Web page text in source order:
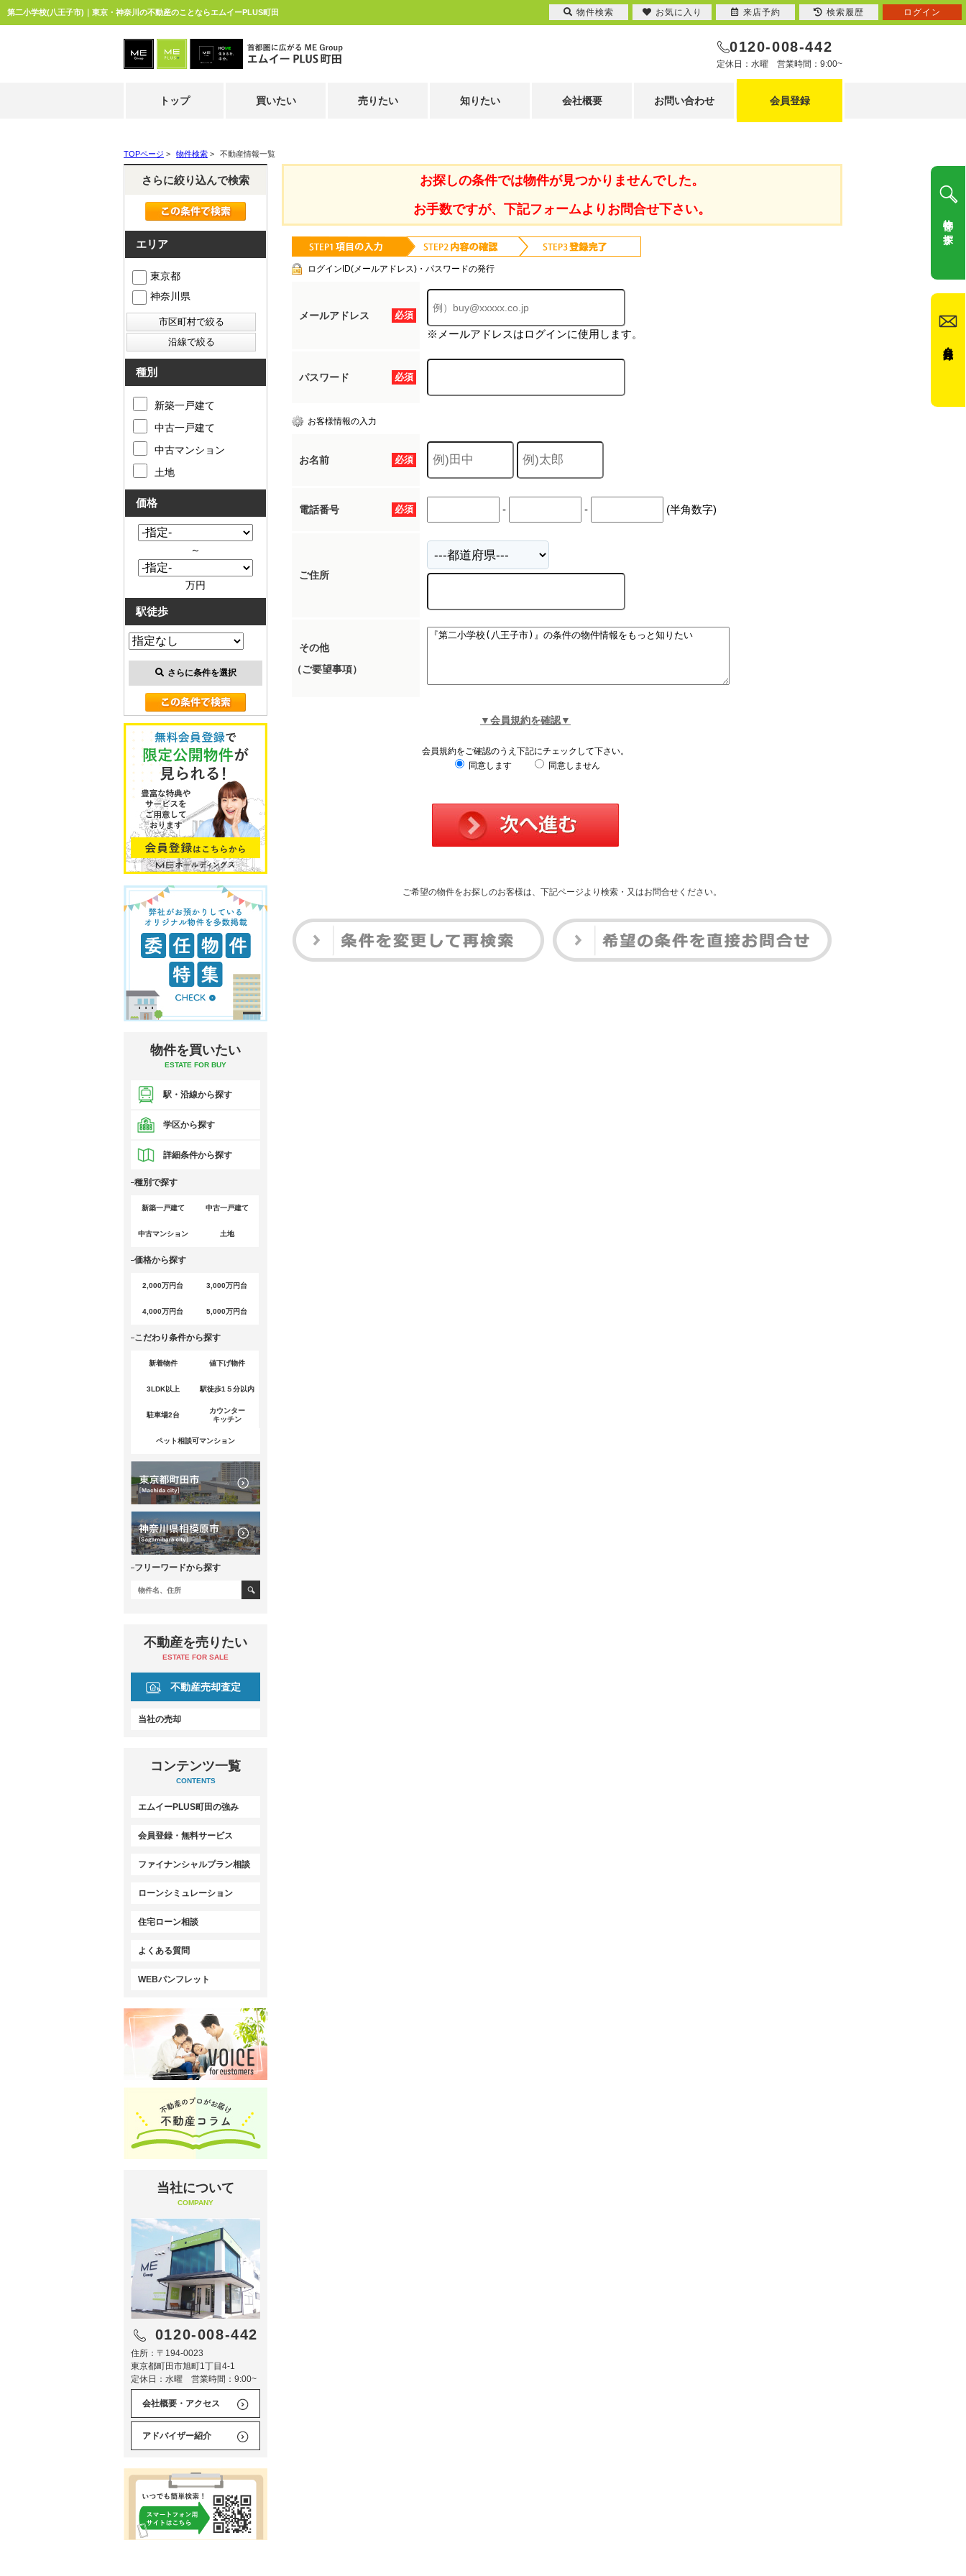
第二小学校(八王子市)｜東京・神奈川の不動産のことならエムイーPLUS町田
0120-008-442
定休日：水曜 営業時間：9:00~
トップ 買いたい 売りたい 知りたい 会社概要 お問い合わせ 会員登録
TOPページ > 物件検索 > 不動産情報一覧
お探しの条件では物件が見つかりませんでした。
お手数ですが、下記フォームよりお問合せ下さい。
ログインID(メールアドレス)・パスワードの発行
必須
メールアドレス
※メールアドレスはログインに使用します。
必須
パスワード
お客様情報の入力
必須
お名前
必須
電話番号 - - (半角数字)
ご住所
その他
（ご要望事項）
▼会員規約を確認▼
会員規約をご確認のうえ下記にチェックして下さい。
同意します
同意しません
ご希望の物件をお探しのお客様は、下記ページより検索・又はお問合せください。
さらに絞り込んで検索
エリア
東京都
神奈川県
種別
新築一戸建て
中古一戸建て
中古マンション
土地
価格
～
万円
駅徒歩
さらに条件を選択
物件を買いたい
ESTATE FOR BUY
駅・沿線から探す
学区から探す
詳細条件から探す
種別で探す
新築一戸建て 中古一戸建て
中古マンション 土地
価格から探す
2,000万円台 3,000万円台
4,000万円台 5,000万円台
こだわり条件から探す
新着物件 値下げ物件
3LDK以上 駅徒歩1５分以内
駐車場2台
カウンター
キッチン
ペット相談可マンション
フリーワードから探す
不動産を売りたい
ESTATE FOR SALE
不動産売却査定
当社の売却
コンテンツ一覧
CONTENTS
エムイーPLUS町田の強み
会員登録・無料サービス
ファイナンシャルプラン相談
ローンシミュレーション
住宅ローン相談
よくある質問
WEBパンフレット
当社について
COMPANY
0120-008-442
住所：〒194-0023
東京都町田市旭町1丁目4-1
定休日：水曜 営業時間：9:00~
会社概要・アクセス
アドバイザー紹介
物件検索 お気に入り 来店予約 検索履歴 ログイン
物件を探す